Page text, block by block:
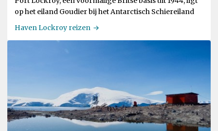
op het eiland Goudier bij het Antarctisch Schiereiland
Haven Lockroy reizen